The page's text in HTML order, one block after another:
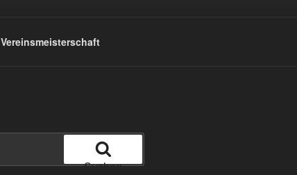
Vereinsmeisterschaft
Suchen